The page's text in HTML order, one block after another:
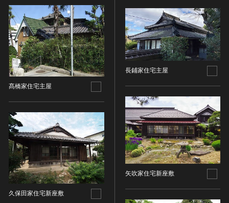
髙橋家住宅主屋
久保田家住宅新座敷
長鋪家住宅主屋
矢吹家住宅新座敷
昭和 [日本]
平成 [日本]
令和 [日本]
旧石器 [朝鮮半島]
新石器 [朝鮮半島]
青銅器 [朝鮮半島]
鉄器 [朝鮮半島]
原三国・朝鮮三国 [朝鮮半島]
原三国・朝鮮三国 [朝鮮半島]
新羅 [朝鮮半島]
高麗 [朝鮮半島]
朝鮮 [朝鮮半島]
近現代 [朝鮮半島]
旧石器 [中国]
版画
木版画
銅版画
リトグラフ（石版画）
シルクスクリーン
その他
彫刻
木像
金属像
石像
石膏像
その他
重要文化財
登録有形文化財
重要無形文化財
登録無形文化財
記録作成等の措置を講ずべき無形文化財
重要有形民俗文化財
登録無形民俗文化財
記録作成等の措置を講ずべき無形の民俗文化財
史跡
名勝
天然記念物
特別史跡
特別名勝
メディア（動画等）を選択
動画
高画質画像
画像ライセンス
画像ライセンスを選択
CC BY-SA（表示—継承）
CC BY-ND（表示—改変禁止）
CC BY-NC（表示—非営利）
CC BY-NC-SA（表示—非営利—継承）
CC BY-NC-ND（表示—非営利—改変禁止）
IN COPYRIGHT（著作権あり）
検索する
20件で表示
入力情報をクリア
連想検索